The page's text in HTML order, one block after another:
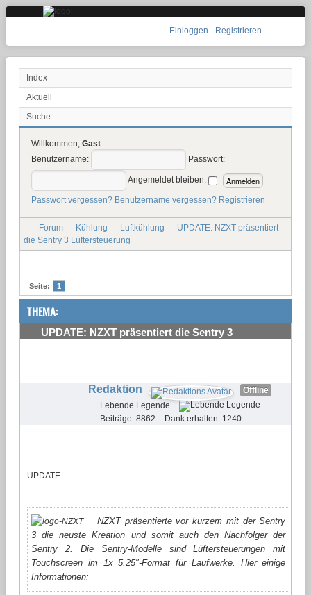
Einloggen Registrieren
Index
Aktuell
Suche
Willkommen, Gast
Benutzername:
Passwort:
Angemeldet bleiben:
Passwort vergessen? Benutzername vergessen? Registrieren
Forum Kühlung Luftkühlung
UPDATE: NZXT präsentiert
die Sentry 3 Lüftersteuerung
Seite: 1
THEMA:
UPDATE: NZXT präsentiert die Sentry 3
Redaktion
Offline
Lebende Legende
Beiträge: 8862
Dank erhalten: 1240
UPDATE:
NZXT präsentierte vor kurzem mit der Sentry
3 die neuste Kreation und somit auch den Nachfolger der
Sentry 2. Die Sentry-Modelle sind Lüftersteuerungen mit
Touchscreen im 1x 5,25"-Format für Laufwerke. Hier einige
Informationen: